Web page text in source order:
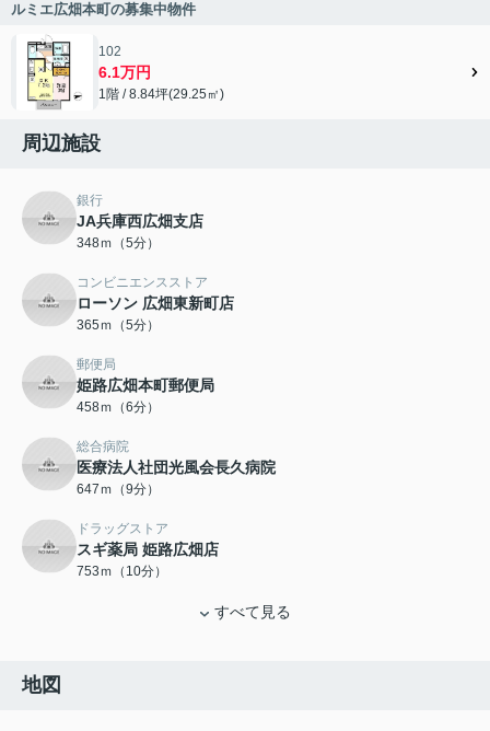
ルミエ広畑本町の募集中物件
102
6.1万円
1階 / 8.84坪(29.25㎡)
周辺施設
銀行
JA兵庫西広畑支店
348ｍ（5分）
コンビニエンスストア
ローソン 広畑東新町店
365ｍ（5分）
郵便局
姫路広畑本町郵便局
458ｍ（6分）
総合病院
医療法人社団光風会長久病院
647ｍ（9分）
ドラッグストア
スギ薬局 姫路広畑店
753ｍ（10分）
すべて見る
地図